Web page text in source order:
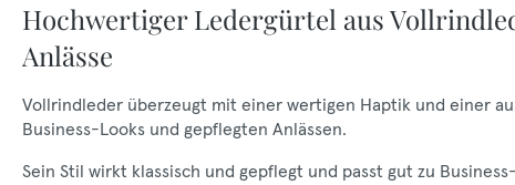
Hochwertiger Ledergürtel aus
Anlässe
Vollrindleder überzeugt mit einer wertigen Haptik und einer
Business-Looks und gepflegten Anlässen.
Sein Stil wirkt klassisch und gepflegt und passt gut zu